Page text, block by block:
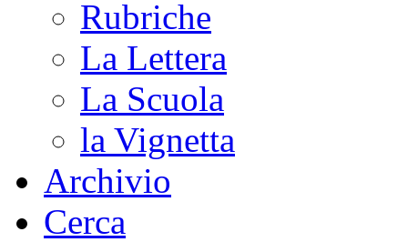
Rubriche
La Lettera
La Scuola
la Vignetta
Archivio
Cerca